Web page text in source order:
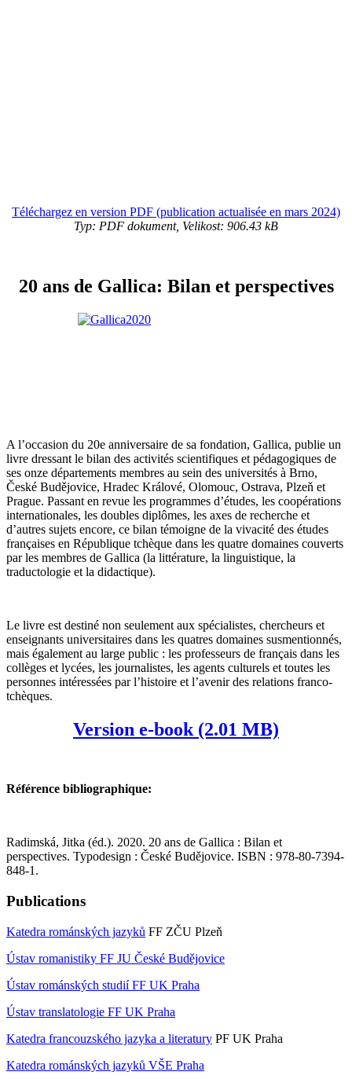
Téléchargez en version PDF (publication actualisée en mars 2024)
Typ: PDF dokument, Velikost: 906.43 kB
20 ans de Gallica: Bilan et perspectives
A l’occasion du 20e anniversaire de sa fondation, Gallica, publie un
livre dressant le bilan des activités scientifiques et pédagogiques de
ses onze départements membres au sein des universités à Brno,
České Budějovice, Hradec Králové, Olomouc, Ostrava, Plzeň et
Prague. Passant en revue les programmes d’études, les coopérations
internationales, les doubles diplômes, les axes de recherche et
d’autres sujets encore, ce bilan témoigne de la vivacité des études
françaises en République tchèque dans les quatre domaines couverts
par les membres de Gallica (la littérature, la linguistique, la
traductologie et la didactique).
Le livre est destiné non seulement aux spécialistes, chercheurs et
enseignants universitaires dans les quatres domaines susmentionnés,
mais également au large public : les professeurs de français dans les
collèges et lycées, les journalistes, les agents culturels et toutes les
personnes intéressées par l’histoire et l’avenir des relations franco-
tchèques.
Version e-book (2.01 MB)
Référence bibliographique:
Radimská, Jitka (éd.). 2020. 20 ans de Gallica : Bilan et
perspectives. Typodesign : České Budějovice. ISBN : 978-80-7394-
848-1.
Publications
Katedra románských jazyků FF ZČU Plzeň
Ústav romanistiky FF JU České Budějovice
Ústav románských studií FF UK Praha
Ústav translatologie FF UK Praha
Katedra francouzského jazyka a literatury PF UK Praha
Katedra románských jazyků VŠE Praha